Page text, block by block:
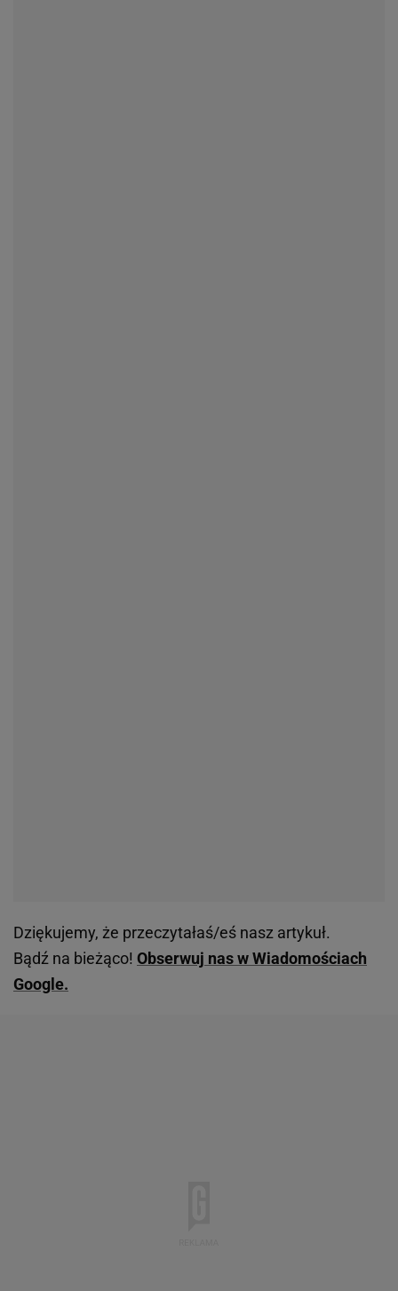
Dziękujemy, że przeczytałaś/eś nasz artykuł.
Bądź na bieżąco! Obserwuj nas w Wiadomościach
Google.